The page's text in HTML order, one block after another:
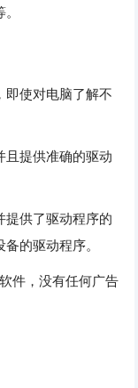
即使对电脑了解不
且提供准确的驱动
提供了驱动程序的
的驱动程序。
件，没有任何广告